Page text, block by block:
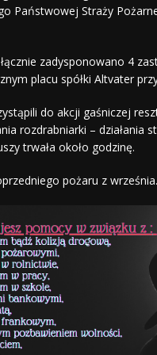
Państwowej Straży
zadysponowano 4
placu spółki Altvater
do akcji gaśniczej
rozdrabniarki – działania
trwała około godzinę.
pożaru z września.